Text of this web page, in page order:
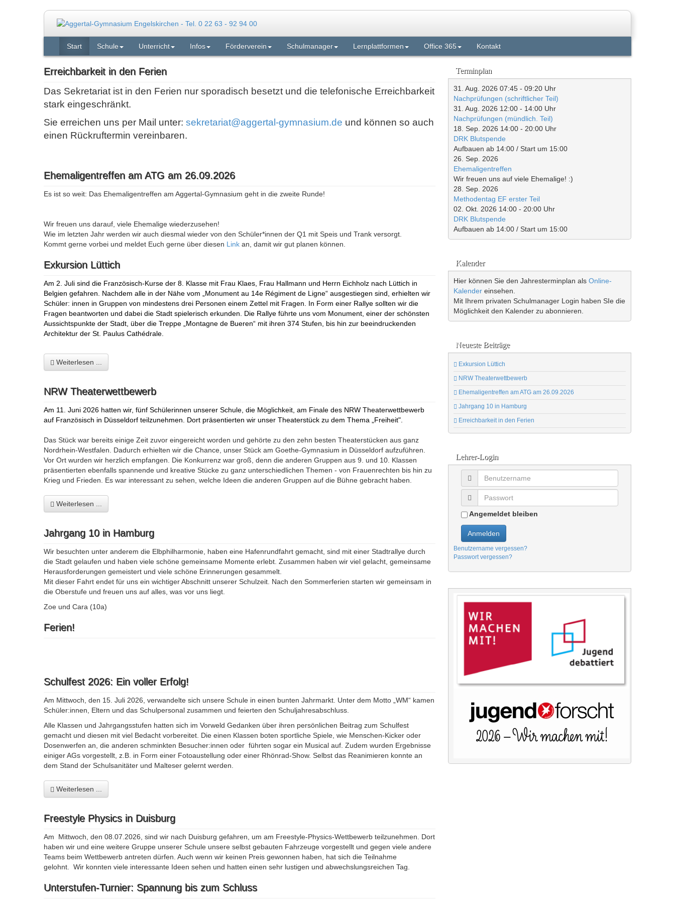
Start Schule Unterricht Infos Förderverein Schulmanager Lernplattformen Office 365 Kontakt
Erreichbarkeit in den Ferien
Das Sekretariat ist in den Ferien nur sporadisch besetzt und die telefonische Erreichbarkeit
stark eingeschränkt.
Sie erreichen uns per Mail unter: sekretariat@aggertal-gymnasium.de und können so auch
einen Rückruftermin vereinbaren.
Ehemaligentreffen am ATG am 26.09.2026
Es ist so weit: Das Ehemaligentreffen am Aggertal-Gymnasium geht in die zweite Runde!
Wir freuen uns darauf, viele Ehemalige wiederzusehen!
Wie im letzten Jahr werden wir auch diesmal wieder von den Schüler*innen der Q1 mit Speis und Trank versorgt.
Kommt gerne vorbei und meldet Euch gerne über diesen Link an, damit wir gut planen können.
Exkursion Lüttich
Am 2. Juli sind die Französisch-Kurse der 8. Klasse mit Frau Klaes, Frau Hallmann und Herrn Eichholz nach Lüttich in
Belgien gefahren. Nachdem alle in der Nähe vom „Monument au 14e Régiment de Ligne“ ausgestiegen sind, erhielten wir
Schüler: innen in Gruppen von mindestens drei Personen einem Zettel mit Fragen. In Form einer Rallye sollten wir die
Fragen beantworten und dabei die Stadt spielerisch erkunden. Die Rallye führte uns vom Monument, einer der schönsten
Aussichtspunkte der Stadt, über die Treppe „Montagne de Bueren“ mit ihren 374 Stufen, bis hin zur beeindruckenden
Architektur der St. Paulus Cathédrale.
Weiterlesen ...
NRW Theaterwettbewerb
Am 11. Juni 2026 hatten wir, fünf Schülerinnen unserer Schule, die Möglichkeit, am Finale des NRW Theaterwettbewerb
auf Französisch in Düsseldorf teilzunehmen. Dort präsentierten wir unser Theaterstück zu dem Thema „Freiheit".
Das Stück war bereits einige Zeit zuvor eingereicht worden und gehörte zu den zehn besten Theaterstücken aus ganz
Nordrhein-Westfalen. Dadurch erhielten wir die Chance, unser Stück am Goethe-Gymnasium in Düsseldorf aufzuführen.
Vor Ort wurden wir herzlich empfangen. Die Konkurrenz war groß, denn die anderen Gruppen aus 9. und 10. Klassen
präsentierten ebenfalls spannende und kreative Stücke zu ganz unterschiedlichen Themen - von Frauenrechten bis hin zu
Krieg und Frieden. Es war interessant zu sehen, welche Ideen die anderen Gruppen auf die Bühne gebracht haben.
Weiterlesen ...
Jahrgang 10 in Hamburg
Wir besuchten unter anderem die Elbphilharmonie, haben eine Hafenrundfahrt gemacht, sind mit einer Stadtrallye durch
die Stadt gelaufen und haben viele schöne gemeinsame Momente erlebt. Zusammen haben wir viel gelacht, gemeinsame
Herausforderungen gemeistert und viele schöne Erinnerungen gesammelt.
Mit dieser Fahrt endet für uns ein wichtiger Abschnitt unserer Schulzeit. Nach den Sommerferien starten wir gemeinsam in
die Oberstufe und freuen uns auf alles, was vor uns liegt.
Zoe und Cara (10a)
Ferien!
Schulfest 2026: Ein voller Erfolg!
Am Mittwoch, den 15. Juli 2026, verwandelte sich unsere Schule in einen bunten Jahrmarkt. Unter dem Motto „WM“ kamen
Schüler:innen, Eltern und das Schulpersonal zusammen und feierten den Schuljahresabschluss.
Alle Klassen und Jahrgangsstufen hatten sich im Vorweld Gedanken über ihren persönlichen Beitrag zum Schulfest
gemacht und diesen mit viel Bedacht vorbereitet. Die einen Klassen boten sportliche Spiele, wie Menschen-Kicker oder
Dosenwerfen an, die anderen schminkten Besucher:innen oder führten sogar ein Musical auf. Zudem wurden Ergebnisse
einiger AGs vorgestellt, z.B. in Form einer Fotoaustellung oder einer Rhönrad-Show. Selbst das Reanimieren konnte an
dem Stand der Schulsanitäter und Malteser gelernt werden.
Weiterlesen ...
Freestyle Physics in Duisburg
Am Mittwoch, den 08.07.2026, sind wir nach Duisburg gefahren, um am Freestyle-Physics-Wettbewerb teilzunehmen. Dort
haben wir und eine weitere Gruppe unserer Schule unsere selbst gebauten Fahrzeuge vorgestellt und gegen viele andere
Teams beim Wettbewerb antreten dürfen. Auch wenn wir keinen Preis gewonnen haben, hat sich die Teilnahme
gelohnt. Wir konnten viele interessante Ideen sehen und hatten einen sehr lustigen und abwechslungsreichen Tag.
Unterstufen-Turnier: Spannung bis zum Schluss
Terminplan
31. Aug. 2026 07:45 - 09:20 Uhr
Nachprüfungen (schriftlicher Teil)
31. Aug. 2026 12:00 - 14:00 Uhr
Nachprüfungen (mündlich. Teil)
18. Sep. 2026 14:00 - 20:00 Uhr
DRK Blutspende
Aufbauen ab 14:00 / Start um 15:00
26. Sep. 2026
Ehemaligentreffen
Wir freuen uns auf viele Ehemalige! :)
28. Sep. 2026
Methodentag EF erster Teil
02. Okt. 2026 14:00 - 20:00 Uhr
DRK Blutspende
Aufbauen ab 14:00 / Start um 15:00
Kalender
Hier können Sie den Jahresterminplan als Online-
Kalender einsehen.
Mit Ihrem privaten Schulmanager Login haben SIe die
Möglichkeit den Kalender zu abonnieren.
Neueste Beiträge
Exkursion Lüttich
NRW Theaterwettbewerb
Ehemaligentreffen am ATG am 26.09.2026
Jahrgang 10 in Hamburg
Erreichbarkeit in den Ferien
Lehrer-Login
Angemeldet bleiben
Anmelden
Benutzername vergessen?
Passwort vergessen?